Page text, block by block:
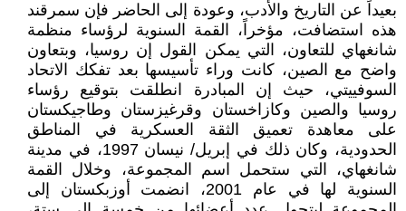
بعيداً عن التاريخ والأدب، وعودة إلى الحاضر فإن سمرقند
هذه استضافت، مؤخراً، القمة السنوية لرؤساء منظمة
شانغهاي للتعاون، التي يمكن القول إن روسيا، وبتعاون
واضح مع الصين، كانت وراء تأسيسها بعد تفكك الاتحاد
السوفييتي، حيث إن المبادرة انطلقت بتوقيع رؤساء
روسيا والصين وكازاخستان وقرغيزستان وطاجيكستان
على معاهدة تعميق الثقة العسكرية في المناطق
الحدودية، وكان ذلك في إبريل/ نيسان 1997، في مدينة
شانغهاي، التي ستحمل اسم المجموعة، وخلال القمة
السنوية لها في عام 2001، انضمت أوزبكستان إلى